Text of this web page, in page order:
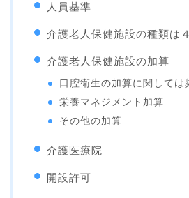
人員基準
介護老人保健施設の種類は
介護老人保健施設の加算
口腔衛生の加算に関しては
栄養マネジメント加算
その他の加算
介護医療院
開設許可